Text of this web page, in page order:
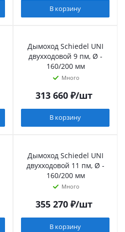
В корзину
Дымоход Schiedel UNI
двухходовой 9 пм, Ø -
160/200 мм
Много
313 660₽/шт
В корзину
Дымоход Schiedel UNI
двухходовой 11 пм, Ø -
160/200 мм
Много
355 270₽/шт
В корзину